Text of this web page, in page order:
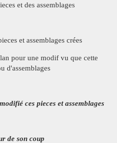
et des assemblages
et assemblages crées
pour une modif vu que cette
d'assemblages
ces pieces et assemblages
de son coup